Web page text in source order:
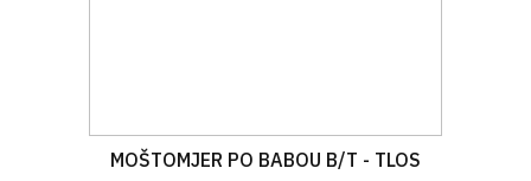
MOŠTOMJER PO BABOU B/T - TLOS